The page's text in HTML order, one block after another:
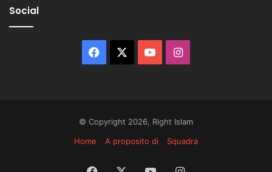
Social
Facebook
You Instagram
© Copyright 2026, Right Islam
Home
A proposito di Squadra